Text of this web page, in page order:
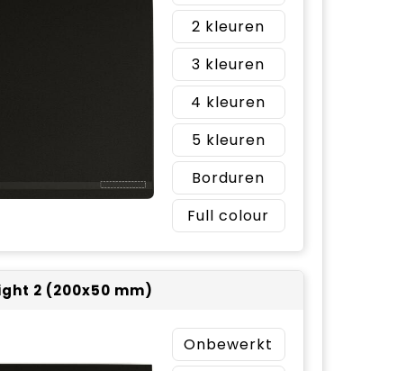
2
3
4
5
Borduren
Full colour
2 (200x50 mm)
Onbewerkt